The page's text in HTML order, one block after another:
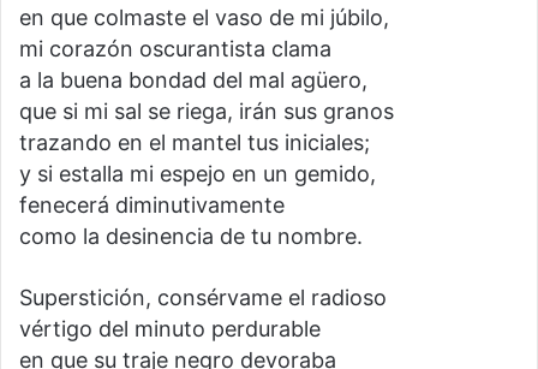
en que colmaste el vaso de mi júbilo,
mi corazón oscurantista clama
a la buena bondad del mal agüero,
que si mi sal se riega, irán sus granos
trazando en el mantel tus iniciales;
y si estalla mi espejo en un gemido,
fenecerá diminutivamente
como la desinencia de tu nombre.
Superstición, consérvame el radioso
vértigo del minuto perdurable
en que su traje negro devoraba